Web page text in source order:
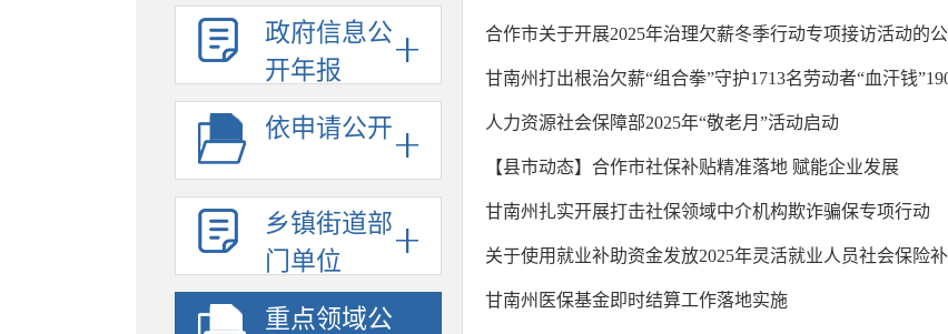
政府信息公
开年报
依申请公开
乡镇街道部
门单位
重点领域公
合作市关于开展2025年治理欠薪冬季行动专项接访活动的
甘南州打出根治欠薪“组合拳”守护1713名劳动者“血汗钱
人力资源社会保障部2025年“敬老月”活动启动
【县市动态】合作市社保补贴精准落地 赋能企业发展
甘南州扎实开展打击社保领域中介机构欺诈骗保专项行动
关于使用就业补助资金发放2025年灵活就业人员社会保险
甘南州医保基金即时结算工作落地实施